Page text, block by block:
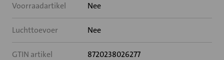
Voorraadartikel Nee
Luchttoevoer Nee
GTIN artikel 8720238026277